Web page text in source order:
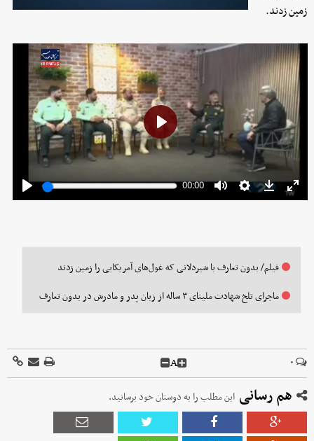
زمین زدند.
فیلم/ بدون تعارف با شیردلانی که غول‌های آمریکایی را زمین زدند
ماجرای تلخ شهادت ملینای ۳ ساله از زبان پدر و مادرش در بدون تعارف
۰ A
هم رسانی این مطلب را به دوستان خود برسانید.